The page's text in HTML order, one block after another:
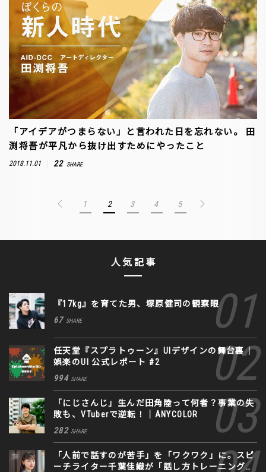
「アイデアがつまらない」と言われた日を忘れない。 田
渕将吾が平凡から抜け出すためにやったこと
2018.11.01 22 SHARE
1 2 3 4 5
人気記事
『17kg』を育てた男、塚原健司の観察眼
67 SHARE
任天堂『スプラトゥーン』UIデザインの舞台裏｜
娯楽のUI 公式レポート #2
994 SHARE
「にじさんじ」生んだ田角陸って何者？事業の失
敗も、VTuberで逆転！｜ANYCOLOR
282 SHARE
「人前で話すのが苦手」を「ワクワク」に。スピ
ーチライター千葉佳織が「話し方トレーニング」